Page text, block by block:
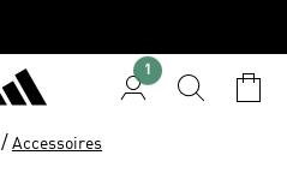
1
/ Accessoires